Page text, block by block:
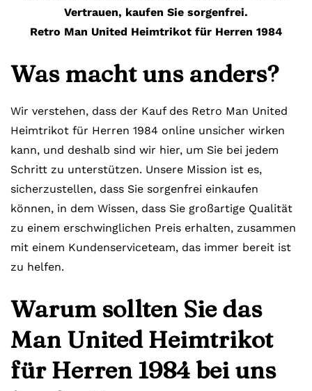
Vertrauen, kaufen Sie sorgenfrei.
Retro Man United Heimtrikot für Herren 1984
Was macht uns anders?
Wir verstehen, dass der Kauf des Retro Man United
Heimtrikot für Herren 1984 online unsicher wirken
kann, und deshalb sind wir hier, um Sie bei jedem
Schritt zu unterstützen. Unsere Mission ist es,
sicherzustellen, dass Sie sorgenfrei einkaufen
können, in dem Wissen, dass Sie großartige Qualität
zu einem erschwinglichen Preis erhalten, zusammen
mit einem Kundenserviceteam, das immer bereit ist
zu helfen.
Warum sollten Sie das
Man United Heimtrikot
für Herren 1984 bei uns